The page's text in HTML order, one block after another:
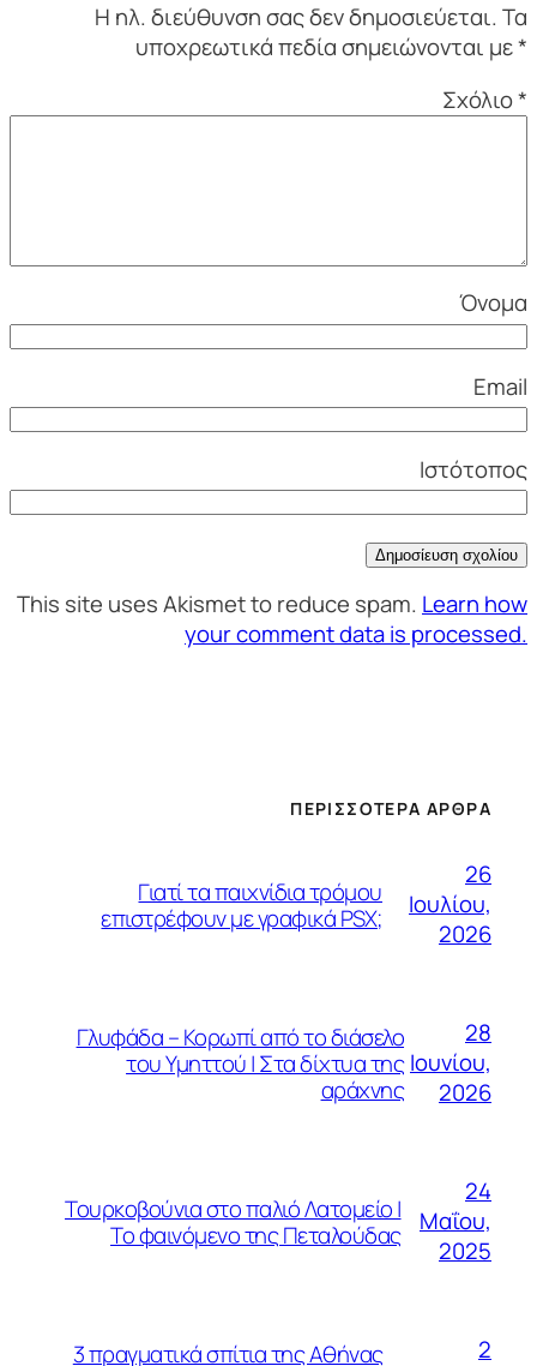
Η ηλ. διεύθυνση σας δεν δημοσιεύεται.Τα
υποχρεωτικά πεδία σημειώνονται με*
Σχόλιο*
Όνομα
Email
Ιστότοπος
This site uses Akismet to reduce spam. Learn how
your comment data is processed.
ΠΕΡΙΣΣΌΤΕΡΑ ΆΡΘΡΑ
Γιατί τα παιχνίδια τρόμου
επιστρέφουν με γραφικά PSX;
26
Ιουλίου,
2026
Γλυφάδα – Κορωπί από το διάσελο
του Υμηττού | Στα δίχτυα της
αράχνης
28
Ιουνίου,
2026
Τουρκοβούνια στο παλιό Λατομείο |
Το φαινόμενο της Πεταλούδας
24
Μαΐου,
2025
3 πραγματικά σπίτια της Αθήνας
2